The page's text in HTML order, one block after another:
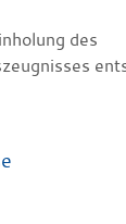
des